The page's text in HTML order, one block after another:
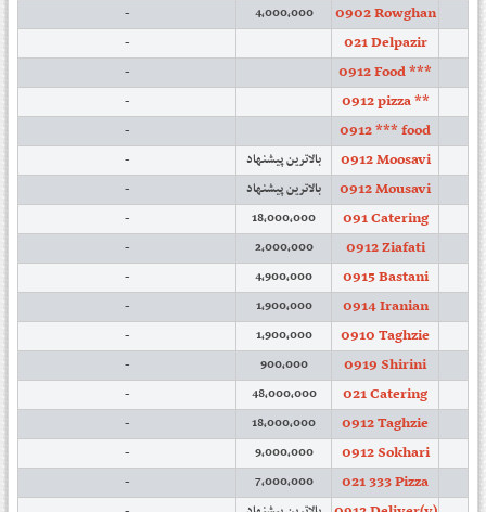
0902 Rowghan
4,000,000
-
021 Delpazir
-
0912 Food ***
-
0912 pizza **
-
0912 *** food
-
0912 Moosavi بالاترین پیشنهاد -
0912 Mousavi بالاترین پیشنهاد -
091 Catering
18,000,000
-
0912 Ziafati
2,000,000
-
0915 Bastani
4,900,000
-
0914 Iranian
1,900,000
-
0910 Taghzie
1,900,000
-
0919 Shirini
900,000
-
021 Catering
48,000,000
-
0912 Taghzie
18,000,000
-
0912 Sokhari
9,000,000
-
021 333 Pizza
7,000,000
-